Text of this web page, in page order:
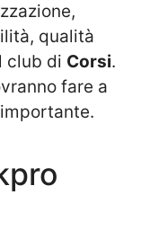
qualità
club di Corsi.
fare a